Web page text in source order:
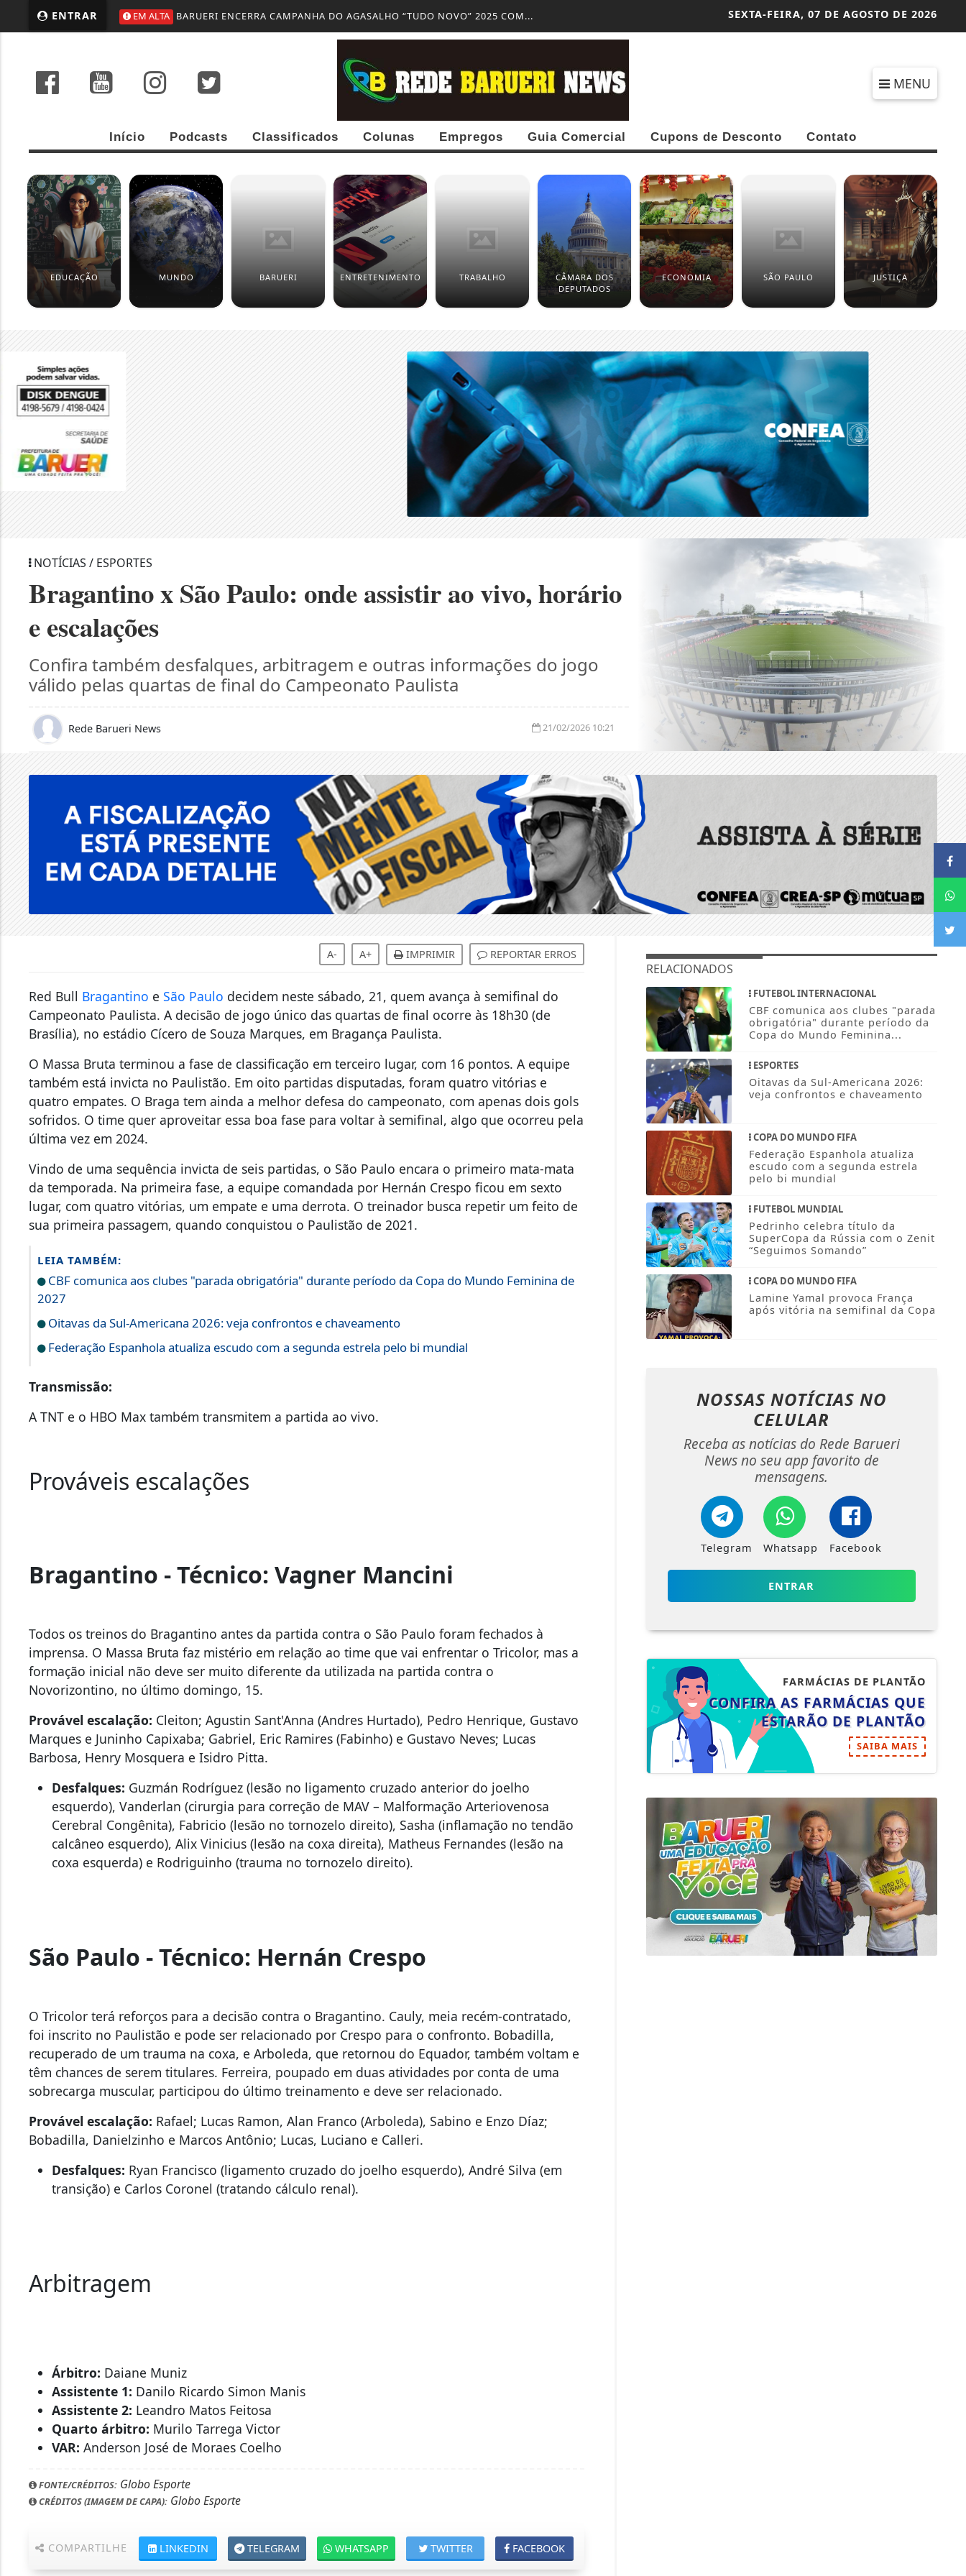
ENTRAR EM ALTA BARUERI ENCERRA CAMPANHA DO AGASALHO “TUDO NOVO” 2025 COM... SEXTA-FEIRA, 07 DE AGOSTO DE 2026
MENU
Início Podcasts Classificados Colunas Empregos Guia Comercial Cupons de Desconto Contato
EDUCAÇÃO MUNDO BARUERI ENTRETENIMENTO TRABALHO
CÂMARA DOS
DEPUTADOS
ECONOMIA SÃO PAULO
JUSTIÇA
NOTÍCIAS / ESPORTES
Bragantino x São Paulo: onde assistir ao vivo, horário
e escalações
Confira também desfalques, arbitragem e outras informações do jogo
válido pelas quartas de final do Campeonato Paulista
Rede Barueri News 21/02/2026 10:21
A- A+ IMPRIMIR REPORTAR ERROS
Red Bull Bragantino eSão Paulo decidem neste sábado, 21, quem avança à semifinal do
Campeonato Paulista. A decisão de jogo único das quartas de final ocorre às 18h30 (de
Brasília), no estádio Cícero de Souza Marques, em Bragança Paulista.
O Massa Bruta terminou a fase de classificação em terceiro lugar, com 16 pontos. A equipe
também está invicta no Paulistão. Em oito partidas disputadas, foram quatro vitórias e
quatro empates. O Braga tem ainda a melhor defesa do campeonato, com apenas dois gols
sofridos. O time quer aproveitar essa boa fase para voltar à semifinal, algo que ocorreu pela
última vez em 2024.
Vindo de uma sequência invicta de seis partidas, o São Paulo encara o primeiro mata-mata
da temporada. Na primeira fase, a equipe comandada por Hernán Crespo ficou em sexto
lugar, com quatro vitórias, um empate e uma derrota. O treinador busca repetir um feito de
sua primeira passagem, quando conquistou o Paulistão de 2021.
LEIA TAMBÉM:
CBF comunica aos clubes "parada obrigatória" durante período da Copa do Mundo Feminina de
2027
Oitavas da Sul-Americana 2026: veja confrontos e chaveamento
Federação Espanhola atualiza escudo com a segunda estrela pelo bi mundial
Transmissão:
A TNT e o HBO Max também transmitem a partida ao vivo.
Prováveis escalações
Bragantino - Técnico: Vagner Mancini
Todos os treinos do Bragantino antes da partida contra o São Paulo foram fechados à
imprensa. O Massa Bruta faz mistério em relação ao time que vai enfrentar o Tricolor, mas a
formação inicial não deve ser muito diferente da utilizada na partida contra o
Novorizontino, no último domingo, 15.
Provável escalação: Cleiton; Agustin Sant'Anna (Andres Hurtado), Pedro Henrique, Gustavo
Marques e Juninho Capixaba; Gabriel, Eric Ramires (Fabinho) e Gustavo Neves; Lucas
Barbosa, Henry Mosquera e Isidro Pitta.
Desfalques: Guzmán Rodríguez (lesão no ligamento cruzado anterior do joelho
esquerdo), Vanderlan (cirurgia para correção de MAV – Malformação Arteriovenosa
Cerebral Congênita), Fabricio (lesão no tornozelo direito), Sasha (inflamação no tendão
calcâneo esquerdo), Alix Vinicius (lesão na coxa direita), Matheus Fernandes (lesão na
coxa esquerda) e Rodriguinho (trauma no tornozelo direito).
São Paulo - Técnico: Hernán Crespo
O Tricolor terá reforços para a decisão contra o Bragantino. Cauly, meia recém-contratado,
foi inscrito no Paulistão e pode ser relacionado por Crespo para o confronto. Bobadilla,
recuperado de um trauma na coxa, e Arboleda, que retornou do Equador, também voltam e
têm chances de serem titulares. Ferreira, poupado em duas atividades por conta de uma
sobrecarga muscular, participou do último treinamento e deve ser relacionado.
Provável escalação: Rafael; Lucas Ramon, Alan Franco (Arboleda), Sabino e Enzo Díaz;
Bobadilla, Danielzinho e Marcos Antônio; Lucas, Luciano e Calleri.
Desfalques: Ryan Francisco (ligamento cruzado do joelho esquerdo), André Silva (em
transição) e Carlos Coronel (tratando cálculo renal).
Arbitragem
Árbitro: Daiane Muniz
Assistente 1: Danilo Ricardo Simon Manis
Assistente 2: Leandro Matos Feitosa
Quarto árbitro: Murilo Tarrega Victor
VAR: Anderson José de Moraes Coelho
FONTE/CRÉDITOS: Globo Esporte
CRÉDITOS (IMAGEM DE CAPA): Globo Esporte
COMPARTILHE FACEBOOK
TWITTER
WHATSAPP
TELEGRAM
LINKEDIN
RELACIONADOS
FUTEBOL INTERNACIONAL
CBF comunica aos clubes "parada
obrigatória" durante período da
Copa do Mundo Feminina...
ESPORTES
Oitavas da Sul-Americana 2026:
veja confrontos e chaveamento
COPA DO MUNDO FIFA
Federação Espanhola atualiza
escudo com a segunda estrela
pelo bi mundial
FUTEBOL MUNDIAL
Pedrinho celebra título da
SuperCopa da Rússia com o Zenit
“Seguimos Somando”
COPA DO MUNDO FIFA
Lamine Yamal provoca França
após vitória na semifinal da Copa
NOSSAS NOTÍCIAS NO
CELULAR
Receba as notícias do Rede Barueri
News no seu app favorito de
mensagens.
Telegram Whatsapp Facebook
ENTRAR
FARMÁCIAS DE PLANTÃO
CONFIRA AS FARMÁCIAS QUE
ESTARÃO DE PLANTÃO
SAIBA MAIS